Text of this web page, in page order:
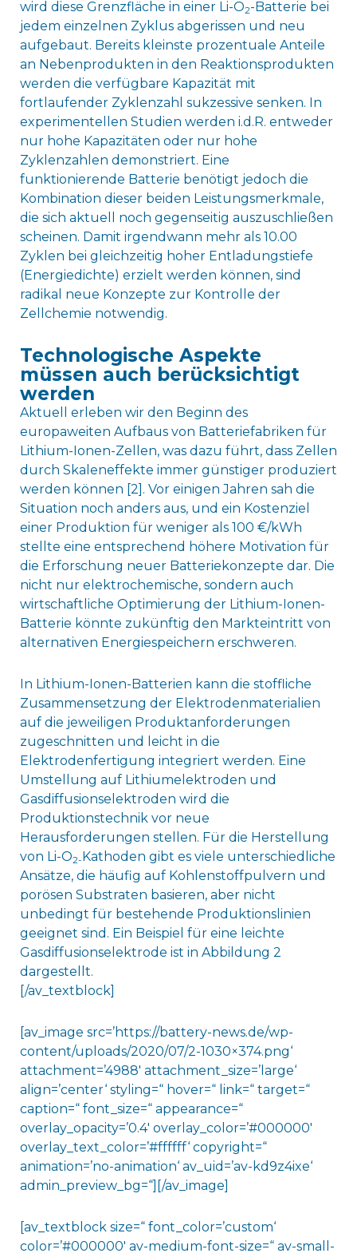
wird diese Grenzfläche in einer Li-O2-Batterie bei
jedem einzelnen Zyklus abgerissen und neu
aufgebaut. Bereits kleinste prozentuale Anteile
an Nebenprodukten in den Reaktionsprodukten
werden die verfügbare Kapazität mit
fortlaufender Zyklenzahl sukzessive senken. In
experimentellen Studien werden i.d.R. entweder
nur hohe Kapazitäten oder nur hohe
Zyklenzahlen demonstriert. Eine
funktionierende Batterie benötigt jedoch die
Kombination dieser beiden Leistungsmerkmale,
die sich aktuell noch gegenseitig auszuschließen
scheinen. Damit irgendwann mehr als 10.00
Zyklen bei gleichzeitig hoher Entladungstiefe
(Energiedichte) erzielt werden können, sind
radikal neue Konzepte zur Kontrolle der
Zellchemie notwendig.
Technologische Aspekte
müssen auch berücksichtigt
werden
Aktuell erleben wir den Beginn des
europaweiten Aufbaus von Batteriefabriken für
Lithium-Ionen-Zellen, was dazu führt, dass Zellen
durch Skaleneffekte immer günstiger produziert
werden können [2]. Vor einigen Jahren sah die
Situation noch anders aus, und ein Kostenziel
einer Produktion für weniger als 100 €/kWh
stellte eine entsprechend höhere Motivation für
die Erforschung neuer Batteriekonzepte dar. Die
nicht nur elektrochemische, sondern auch
wirtschaftliche Optimierung der Lithium-Ionen-
Batterie könnte zukünftig den Markteintritt von
alternativen Energiespeichern erschweren.
In Lithium-Ionen-Batterien kann die stoffliche
Zusammensetzung der Elektrodenmaterialien
auf die jeweiligen Produktanforderungen
zugeschnitten und leicht in die
Elektrodenfertigung integriert werden. Eine
Umstellung auf Lithiumelektroden und
Gasdiffusionselektroden wird die
Produktionstechnik vor neue
Herausforderungen stellen. Für die Herstellung
von Li-O2- Kathoden gibt es viele unterschiedliche
Ansätze, die häufig auf Kohlenstoffpulvern und
porösen Substraten basieren, aber nicht
unbedingt für bestehende Produktionslinien
geeignet sind. Ein Beispiel für eine leichte
Gasdiffusionselektrode ist in Abbildung 2
dargestellt.
[/av_textblock]
[av_image src=’https://battery-news.de/wp-
content/uploads/2020/07/2-1030×374.png‘
attachment=’4988′ attachment_size=’large‘
align=’center‘ styling=“ hover=“ link=“ target=“
caption=“ font_size=“ appearance=“
overlay_opacity=’0.4′ overlay_color=’#000000′
overlay_text_color=’#ffffff‘ copyright=“
animation=’no-animation‘ av_uid=’av-kd9z4ixe‘
admin_preview_bg=“][/av_image]
[av_textblock size=“ font_color=’custom‘
color=’#000000′ av-medium-font-size=“ av-small-